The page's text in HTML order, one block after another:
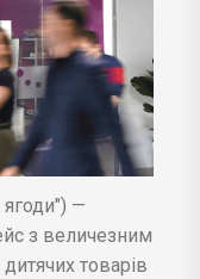
ягоди") —
з величезним
товарів